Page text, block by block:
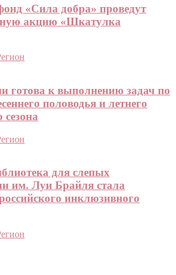
«Сила добра» проведут
акцию «Шкатулка
готова к выполнению задач по
половодья и летнего
для слепых
им. Луи Брайля стала
инклюзивного